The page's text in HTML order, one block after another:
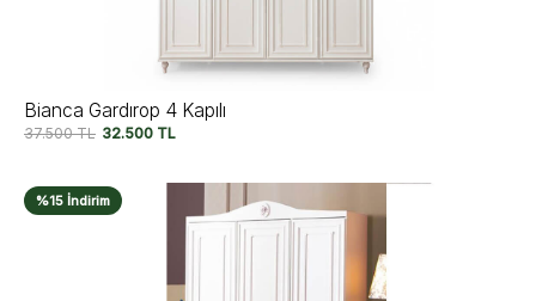
Bianca Gardırop 4 Kapılı
37.500TL 32.500 TL
%15 İndirim